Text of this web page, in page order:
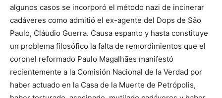
algunos casos se incorporó el método nazi de incinerar
cadáveres como admitió el ex-agente del Dops de São
Paulo, Cláudio Guerra. Causa espanto y hasta constituye
un problema filosófico la falta de remordimientos que el
coronel reformado Paulo Magalhães manifestó
recientemente a la Comisión Nacional de la Verdad por
haber actuado en la Casa de la Muerte de Petrópolis,